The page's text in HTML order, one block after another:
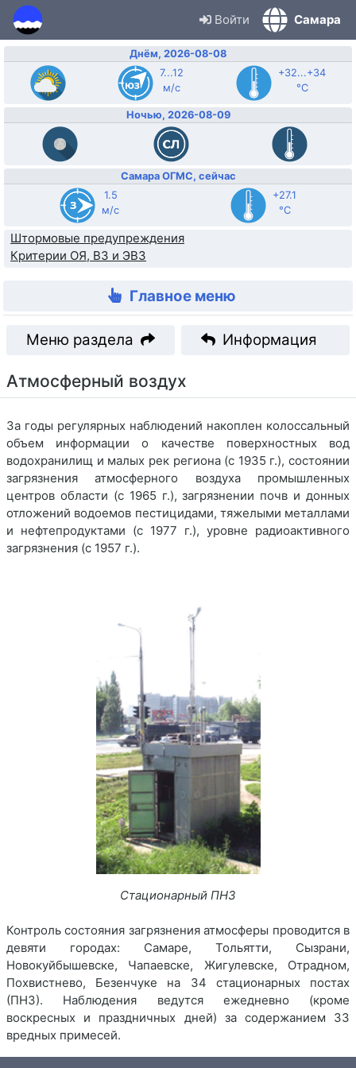
Войти Самара
Днём, 2026-08-08
7...12
м/с
+32...+34
°C
Ночью, 2026-08-09
Самара ОГМС, сейчас
1.5
м/с
+27.1
°C
Штормовые предупреждения
Критерии ОЯ, ВЗ и ЭВЗ
Главное меню
Меню раздела Информация
Атмосферный воздух
За годы регулярных наблюдений накоплен колоссальный
объем информации о качестве поверхностных вод
водохранилищ и малых рек региона (с 1935 г.), состоянии
загрязнения атмосферного воздуха промышленных
центров области (с 1965 г.), загрязнении почв и донных
отложений водоемов пестицидами, тяжелыми металлами
и нефтепродуктами (с 1977 г.), уровне радиоактивного
загрязнения (с 1957 г.).
Стационарный ПНЗ
Контроль состояния загрязнения атмосферы проводится в
девяти городах: Самаре, Тольятти, Сызрани,
Новокуйбышевске, Чапаевске, Жигулевске, Отрадном,
Похвистнево, Безенчуке на 34 стационарных постах
(ПНЗ). Наблюдения ведутся ежедневно (кроме
воскресных и праздничных дней) за содержанием 33
вредных примесей.